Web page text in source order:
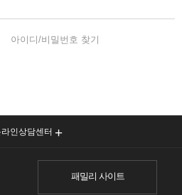
아이디/비밀번호 찾기
라인상담센터
패밀리 사이트